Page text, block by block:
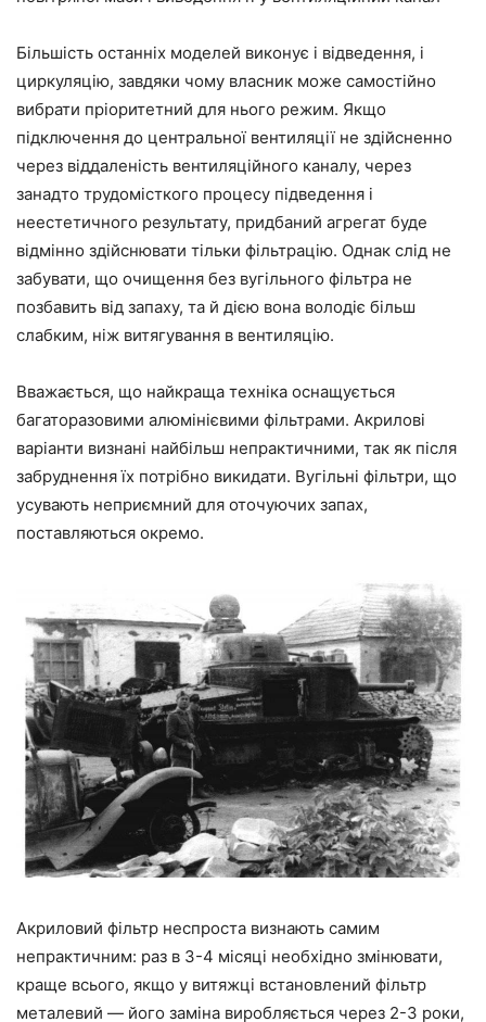
Більшість останніх моделей виконує і відведення, і
циркуляцію, завдяки чому власник може самостійно
вибрати пріоритетний для нього режим. Якщо
підключення до центральної вентиляції не здійсненно
через віддаленість вентиляційного каналу, через
занадто трудомісткого процесу підведення і
неестетичного результату, придбаний агрегат буде
відмінно здійснювати тільки фільтрацію. Однак слід не
забувати, що очищення без вугільного фільтра не
позбавить від запаху, та й дією вона володіє більш
слабким, ніж витягування в вентиляцію.
Вважається, що найкраща техніка оснащується
багаторазовими алюмінієвими фільтрами. Акрилові
варіанти визнані найбільш непрактичними, так як після
забруднення їх потрібно викидати. Вугільні фільтри, що
усувають неприємний для оточуючих запах,
поставляються окремо.
Акриловий фільтр неспроста визнають самим
непрактичним: раз в 3-4 місяці необхідно змінювати,
краще всього, якщо у витяжці встановлений фільтр
металевий — його заміна виробляється через 2-3 роки,